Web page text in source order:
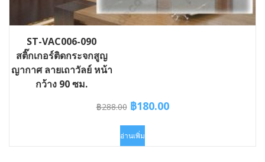
ST-VAC006-090
สติ๊กเกอร์ติดกระจกสูญ
ญากาศ ลายเถาวัลย์ หน้า
กว้าง 90 ซม.
฿288.00 Original
was:
฿180.00Current
อ่านเพิ่ม